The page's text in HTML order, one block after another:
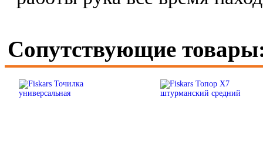
Сопутствующие